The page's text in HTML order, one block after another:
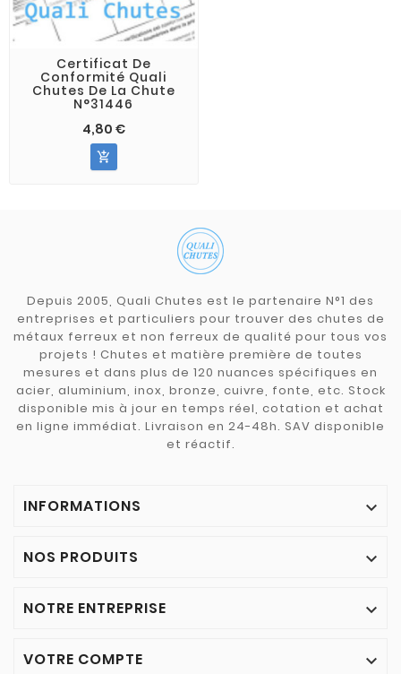
Certificat De
Conformité Quali
Chutes De La Chute
N°31446
4,80 €

Depuis 2005, Quali Chutes est le partenaire N°1 des
entreprises et particuliers pour trouver des chutes de
métaux ferreux et non ferreux de qualité pour tous vos
projets ! Chutes et matière première de toutes
mesures et dans plus de 120 nuances spécifiques en
acier, aluminium, inox, bronze, cuivre, fonte, etc. Stock
disponible mis à jour en temps réel, cotation et achat
en ligne immédiat. Livraison en 24-48h. SAV disponible
et réactif.
INFORMATIONS 
NOS PRODUITS 
NOTRE ENTREPRISE 
VOTRE COMPTE 